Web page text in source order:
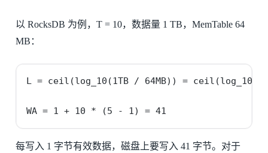
以 RocksDB 为例，T = 10，数据量 1 TB，MemTable 64
MB：
L = ceil(log_10(1TB / 64MB)) =
WA = 1 + 10 * (5 - 1) = 41
每写入 1 字节有效数据，磁盘上要写入 41 字节。对于